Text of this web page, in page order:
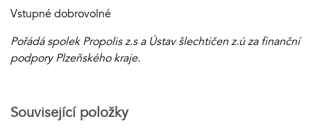
Vstupné dobrovolné
Pořádá spolek Propolis z.s a Ústav šlechtičen z.ú za finanční
podpory Plzeňského kraje.
Související položky